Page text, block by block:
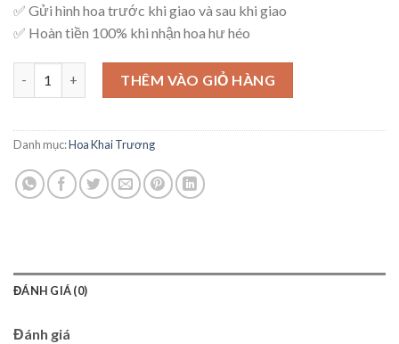
✅ Gửi hình hoa trước khi giao và sau khi giao
✅ Hoàn tiền 100% khi nhận hoa hư héo
Kệ Hoa An Khang – K54 số lượng
THÊM VÀO GIỎ HÀNG
Danh mục:Hoa Khai Trương
ĐÁNH GIÁ (0)
Đánh giá